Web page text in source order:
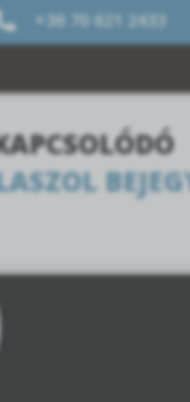
+36 70 621 2433